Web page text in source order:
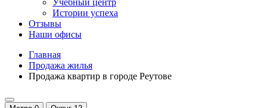
Учебный центр
Истории успеха
Отзывы
Наши офисы
Главная
Продажа жилья
Продажа квартир в городе Реутове